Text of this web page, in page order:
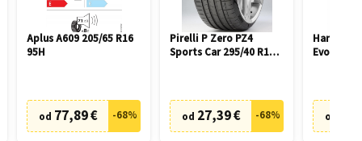
Aplus A609 205/65 R16
95H
od 77,89 € -68%
Pirelli P Zero PZ4
Sports Car 295/40 R19
od 27,39 € -68%
Hankook
Evo3 EV
od